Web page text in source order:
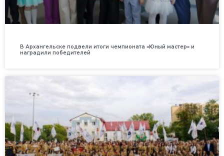
В Архангельске подвели итоги чемпионата «Юный мастер» и
наградили победителей